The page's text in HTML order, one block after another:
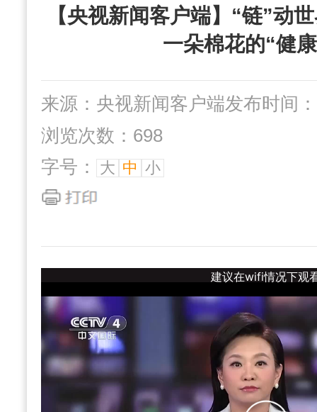
“三位一体”组织社办企业 互动交流
【央视新闻客户端】“链”
一朵棉花的“健
来源：央视新闻客户端发布时间
浏览次数：698
字号：
大 中 小